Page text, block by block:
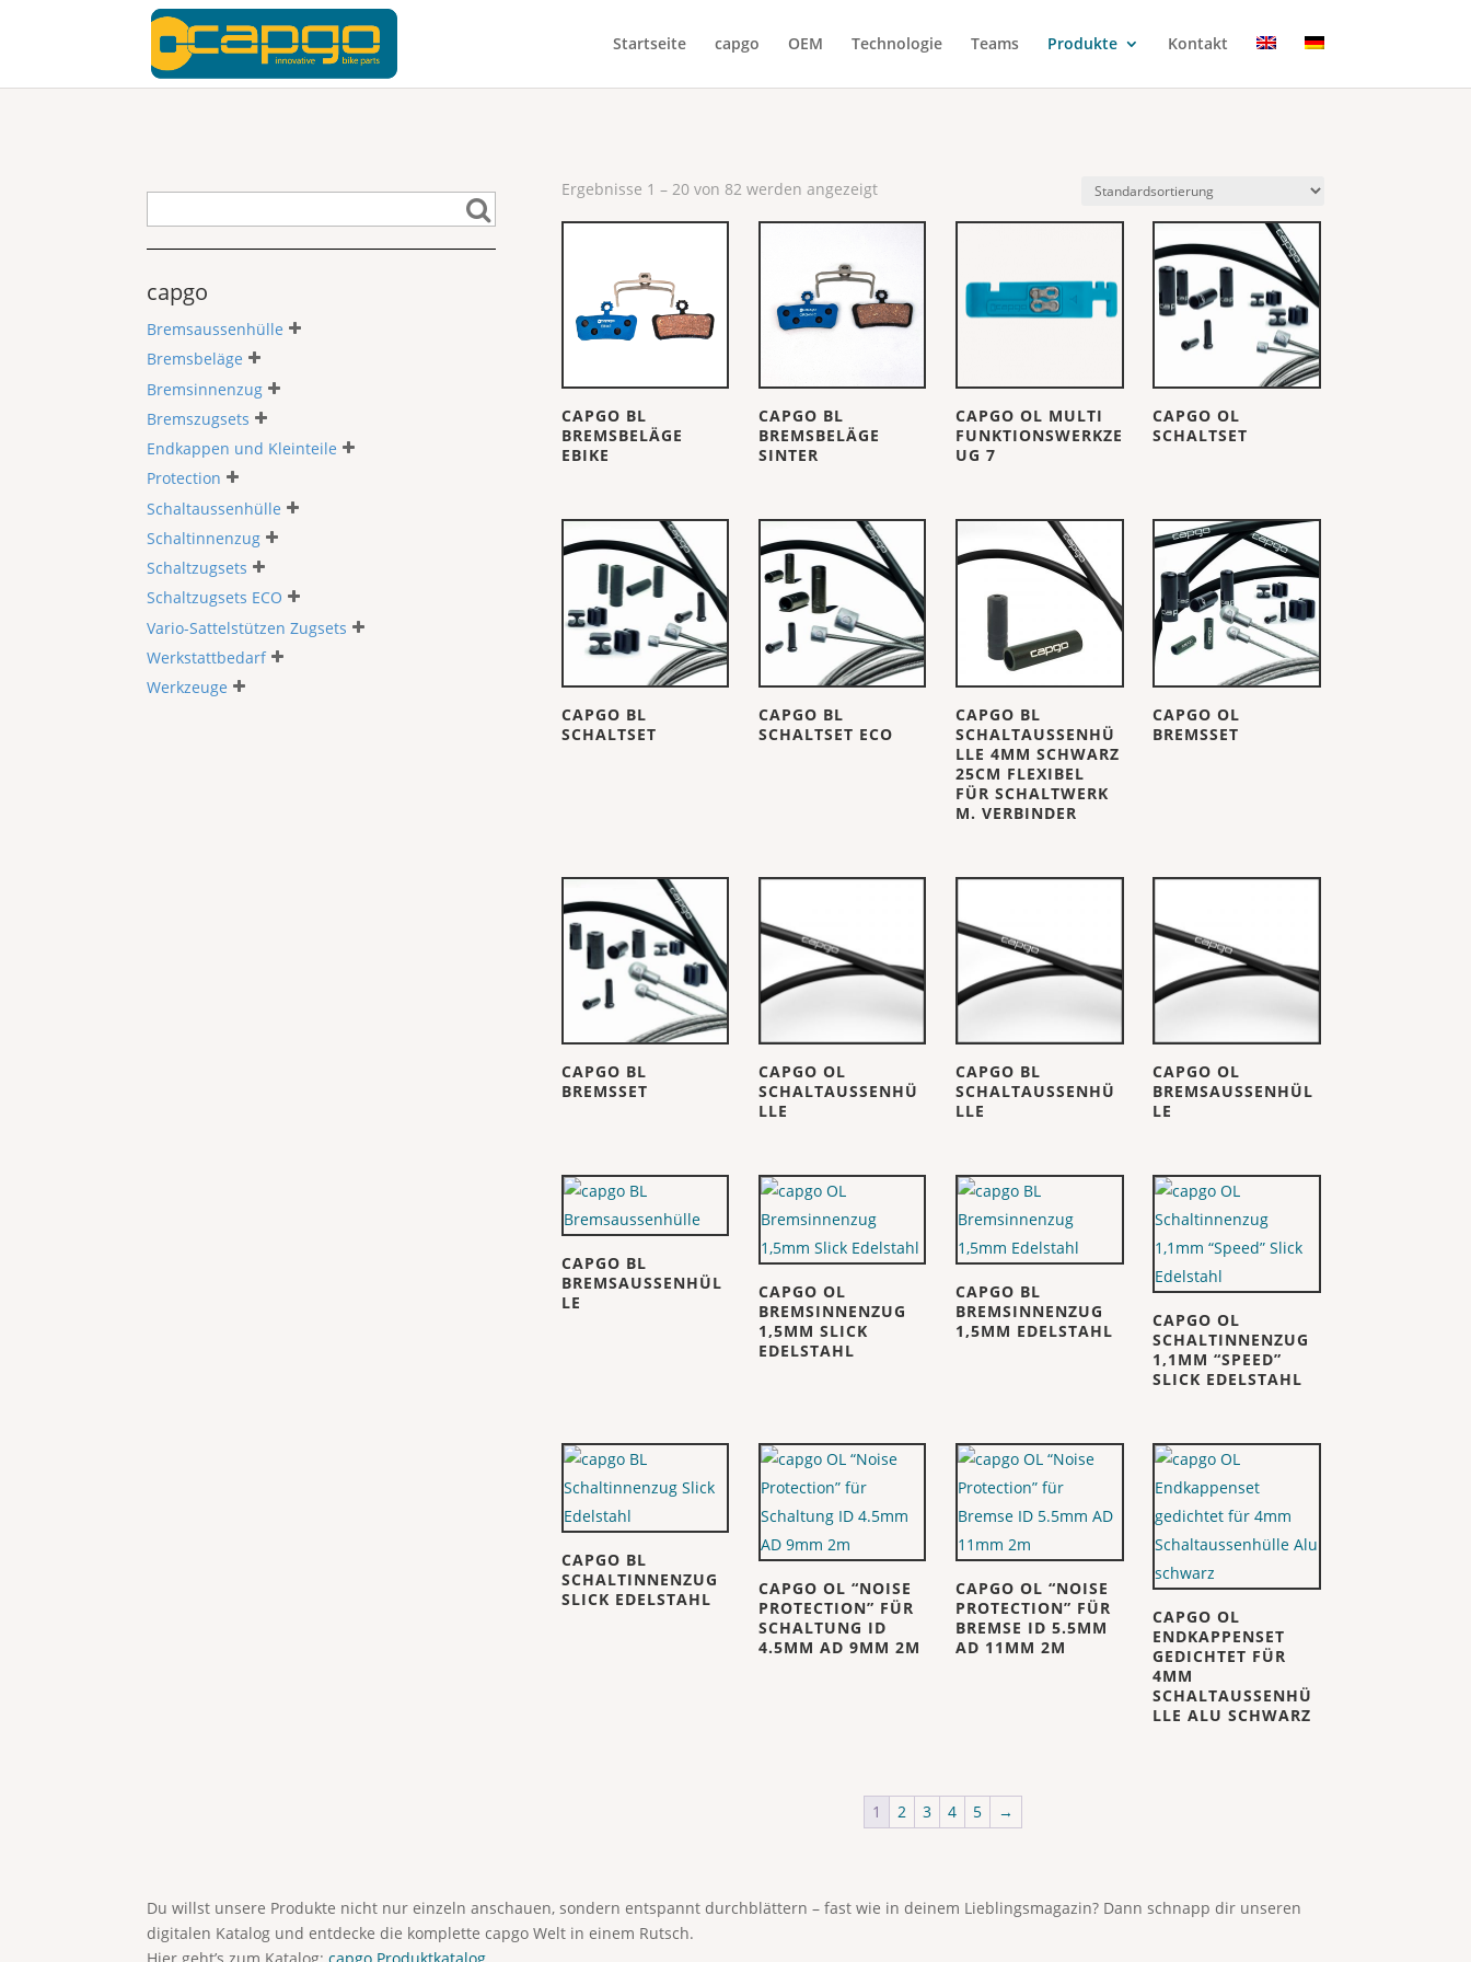
Startseite capgo OEM Technologie Teams Produkte Kontakt
capgo
Bremsaussenhülle
Bremsbeläge
Bremsinnenzug
Bremszugsets
Endkappen und Kleinteile
Protection
Schaltaussenhülle
Schaltinnenzug
Schaltzugsets
Schaltzugsets ECO
Vario-Sattelstützen Zugsets
Werkstattbedarf
Werkzeuge
Ergebnisse 1 – 20 von 82 werden angezeigt
CAPGO BL
BREMSBELÄGE
EBIKE
CAPGO BL
BREMSBELÄGE
SINTER
CAPGO OL MULTI
FUNKTIONSWERKZE
UG 7
CAPGO OL
SCHALTSET
CAPGO BL
SCHALTSET
CAPGO BL
SCHALTSET ECO
CAPGO BL
SCHALTAUSSENHÜ
LLE 4MM SCHWARZ
25CM FLEXIBEL
FÜR SCHALTWERK
M. VERBINDER
CAPGO OL
BREMSSET
CAPGO BL
BREMSSET
CAPGO OL
SCHALTAUSSENHÜ
LLE
CAPGO BL
SCHALTAUSSENHÜ
LLE
CAPGO OL
BREMSAUSSENHÜL
LE
CAPGO BL
BREMSAUSSENHÜL
LE
CAPGO OL
BREMSINNENZUG
1,5MM SLICK
EDELSTAHL
CAPGO BL
BREMSINNENZUG
1,5MM EDELSTAHL
CAPGO OL
SCHALTINNENZUG
1,1MM “SPEED”
SLICK EDELSTAHL
CAPGO BL
SCHALTINNENZUG
SLICK EDELSTAHL
CAPGO OL “NOISE
PROTECTION” FÜR
SCHALTUNG ID
4.5MM AD 9MM 2M
CAPGO OL “NOISE
PROTECTION” FÜR
BREMSE ID 5.5MM
AD 11MM 2M
CAPGO OL
ENDKAPPENSET
GEDICHTET FÜR
4MM
SCHALTAUSSENHÜ
LLE ALU SCHWARZ
1 2 3 4 5 →
Du willst unsere Produkte nicht nur einzeln anschauen, sondern entspannt durchblättern – fast wie in deinem Lieblingsmagazin? Dann schnapp dir unseren
digitalen Katalog und entdecke die komplette capgo Welt in einem Rutsch.